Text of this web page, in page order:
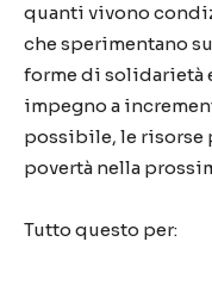
quanti vivono
che sperimentano
forme di solidarietà
impegno a
possibile, le risorse
povertà nella
Tutto questo per: